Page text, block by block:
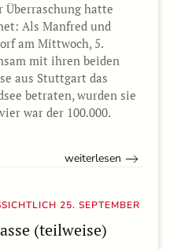
Überraschung hatte
Als Manfred und
am Mittwoch, 5.
mit ihren beiden
aus Stuttgart das
betraten, wurden sie
war der 100.000.
weiterlesen
25. SEPTEMBER
(teilweise)